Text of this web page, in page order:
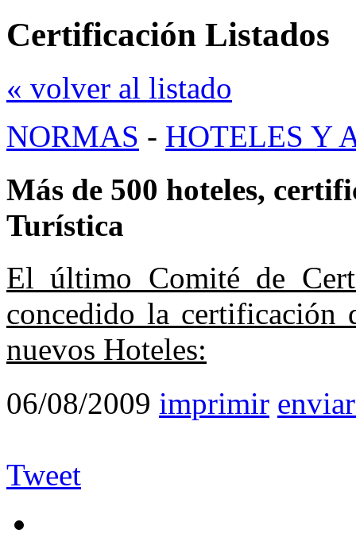
Certificación Listados
« volver al listado
NORMAS - HOTELES Y
Más de 500 hoteles,
Turística
El último Comité de
concedido la certificación
nuevos Hoteles:
06/08/2009 imprimir
Tweet